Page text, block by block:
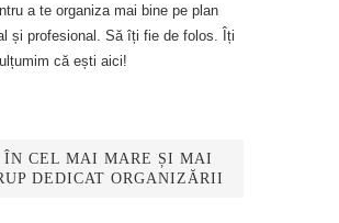
a te organiza mai bine pe plan
și profesional. Să îți fie de folos. Îți
că ești aici!
ÎN CEL MAI MARE ȘI MAI
DEDICAT ORGANIZĂRII